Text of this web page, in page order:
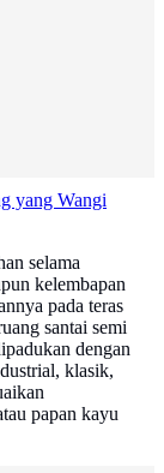
yang Wangi
selama
kelembapan
pada teras
santai semi
dengan
klasik,
papan kayu